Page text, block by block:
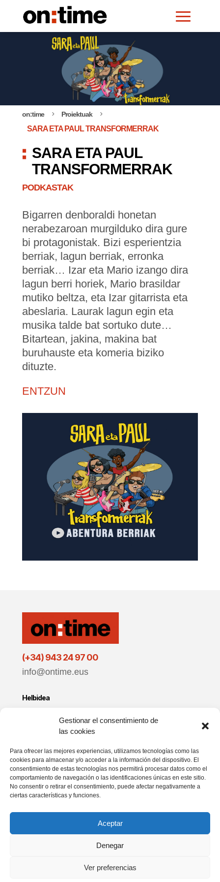
Gestionar el consentimiento de
las cookies
Para ofrecer las mejores experiencias, utilizamos tecnologías como las
cookies para almacenar y/o acceder a la información del dispositivo. El
consentimiento de estas tecnologías nos permitirá procesar datos como el
comportamiento de navegación o las identificaciones únicas en este sitio.
No consentir o retirar el consentimiento, puede afectar negativamente a
ciertas características y funciones.
Aceptar
Denegar
Ver preferencias
on:time 5 Proiektuak 5
SARA ETA PAUL TRANSFORMERRAK
SARA ETA PAUL
TRANSFORMERRAK
PODKASTAK
Bigarren denboraldi honetan
nerabezaroan murgilduko dira gure
bi protagonistak. Bizi esperientzia
berriak, lagun berriak, erronka
berriak… Izar eta Mario izango dira
lagun berri horiek, Mario brasildar
mutiko beltza, eta Izar gitarrista eta
abeslaria. Laurak lagun egin eta
musika talde bat sortuko dute…
Bitartean, jakina, makina bat
buruhauste eta komeria biziko
dituzte.
ENTZUN
(+34) 943 24 97 00
info@ontime.eus
Helbidea
Donosti eraikina, 3. lokala
20018 Donostia – Gipuzkoa
Ordutegia
Astelehenetik ostiralera
9:00 – 17:00
Lege oharra